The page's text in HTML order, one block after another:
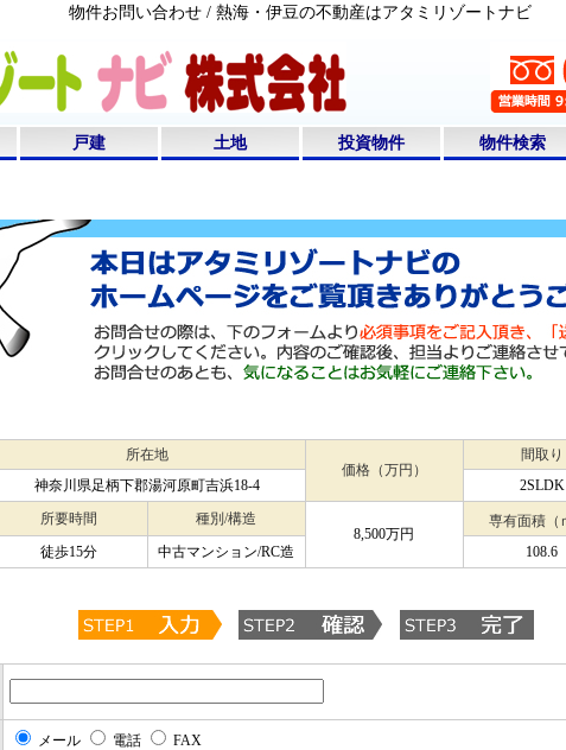
物件お問い合わせ / 熱海・伊豆の不動産はアタミリゾートナビ
戸建 土地 投資物件 物件検索
所在地
価格（万円）
間取り
神奈川県足柄下郡湯河原町吉浜18-4 2SLDK
所要時間
種別/構造
8,500万円
専有面積（
徒歩15分 中古マンション/RC造 108.6
メール 電話
FAX